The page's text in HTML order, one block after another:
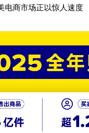
电商市场正以惊人速度